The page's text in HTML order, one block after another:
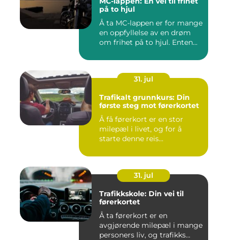
på to hjul
Å ta MC-lappen er for mange
en oppfyllelse av en drøm
om frihet på to hjul. Enten...
31. jul
Trafikalt grunnkurs: Din
første steg mot førerkortet
Å få førerkort er en stor
milepæl i livet, og for å
starte denne reis...
31. jul
Trafikkskole: Din vei til
førerkortet
Å ta førerkort er en
avgjørende milepæl i mange
personers liv, og trafikks...